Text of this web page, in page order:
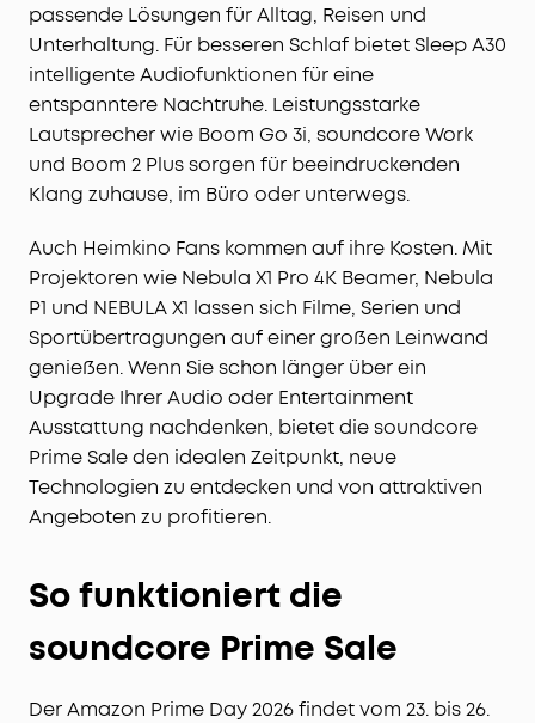
passende Lösungen für Alltag, Reisen und
Unterhaltung. Für besseren Schlaf bietet Sleep A30
intelligente Audiofunktionen für eine
entspanntere Nachtruhe. Leistungsstarke
Lautsprecher wie Boom Go 3i, soundcore Work
und Boom 2 Plus sorgen für beeindruckenden
Klang zuhause, im Büro oder unterwegs.
Auch Heimkino Fans kommen auf ihre Kosten. Mit
Projektoren wie Nebula X1 Pro 4K Beamer, Nebula
P1 und NEBULA X1 lassen sich Filme, Serien und
Sportübertragungen auf einer großen Leinwand
genießen. Wenn Sie schon länger über ein
Upgrade Ihrer Audio oder Entertainment
Ausstattung nachdenken, bietet die soundcore
Prime Sale den idealen Zeitpunkt, neue
Technologien zu entdecken und von attraktiven
Angeboten zu profitieren.
So funktioniert die
soundcore Prime Sale
Der Amazon Prime Day 2026 findet vom 23. bis 26.